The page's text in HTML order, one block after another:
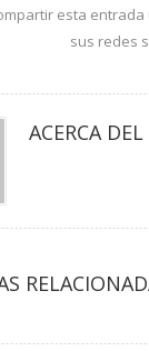
esta entrada
sus redes
ACERCA